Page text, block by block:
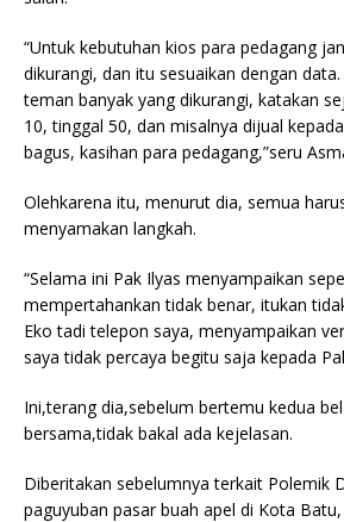
“Untuk kebutuhan kios para pedagang
dikurangi, dan itu sesuaikan dengan
teman banyak yang dikurangi, katakan
10, tinggal 50, dan misalnya dijual
bagus, kasihan para pedagang,”seru
Olehkarena itu, menurut dia, semua
menyamakan langkah.
“Selama ini Pak Ilyas menyampaikan
mempertahankan tidak benar, itukan
Eko tadi telepon saya, menyampaikan
saya tidak percaya begitu saja kepada
Ini,terang dia,sebelum bertemu kedua
bersama,tidak bakal ada kejelasan.
Diberitakan sebelumnya terkait Polemik
paguyuban pasar buah apel di Kota